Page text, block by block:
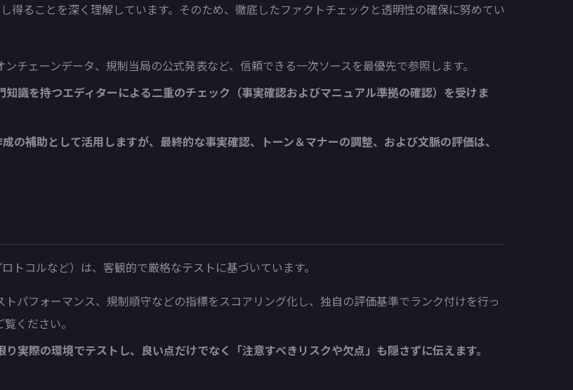
得ることを深く理解しています。そのため、徹底したファクトチェックと透明性の確保に努めてい
チェーンデータ、規制当局の公式発表など、信頼できる一次ソースを最優先で参照します。
識を持つエディターによる二重のチェック（事実確認およびマニュアル準拠の確認）を受けま
補助として活用しますが、最終的な事実確認、トーン＆マナーの調整、および文脈の評価は、
コルなど）は、客観的で厳格なテストに基づいています。
パフォーマンス、規制順守などの指標をスコアリング化し、独自の評価基準でランク付けを行っ
覧ください。
実際の環境でテストし、良い点だけでなく「注意すべきリスクや欠点」も隠さずに伝えます。